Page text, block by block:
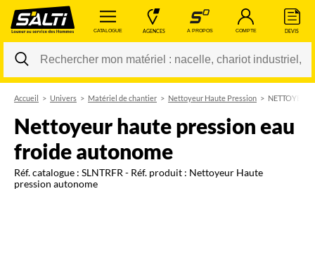
CATALOGUE AGENCES A PROPOS COMPTE DEVIS
Changer
Accueil Univers Matériel de chantier Nettoyeur Haute Pression NETTOYEUR
nettoyeur haute pression eau
froide autonome
Réf. catalogue : SLNTRFR - Réf. produit : Nettoyeur Haute
pression autonome